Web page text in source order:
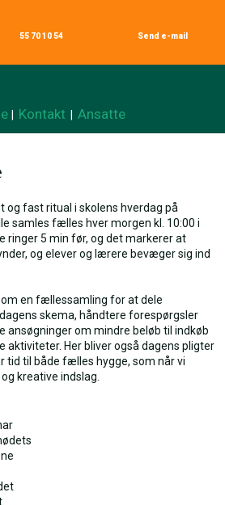
55 70 10 54 Send e-mail​
Kontakt Ansatte
og fast ritual i skolens hverdag på
samles fælles hver morgen kl. 10:00 i
ringer 5 min før, og det markerer at
og elever og lærere bevæger sig ind
en fællessamling for at dele
skema, håndtere forespørgsler
ansøgninger om mindre beløb til indkøb
aktiviteter. Her bliver også dagens pligter
tid til både fælles hygge, som når vi
kreative indslag.